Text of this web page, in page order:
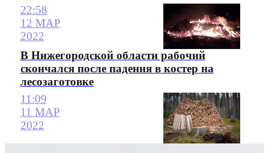
22:58
12 МАР
2022
В Нижегородской области рабочий
скончался после падения в костер на
лесозаготовке
11:09
11 МАР
2022